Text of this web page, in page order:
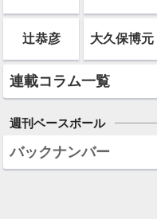
辻恭彦 大久保博元
連載コラム一覧
週刊ベースボール
バックナンバー